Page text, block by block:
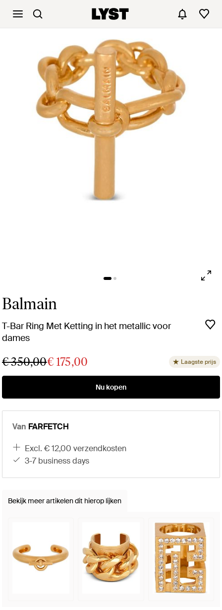
Balmain
T-Bar Ring Met Ketting in het metallic voor
dames
€ 350,00€ 175,00 Laagste prijs
Nu kopen
Van FARFETCH
excl. € 12,00 verzendkosten
3-7 business days
Bekijk meer artikelen dit hierop lijken